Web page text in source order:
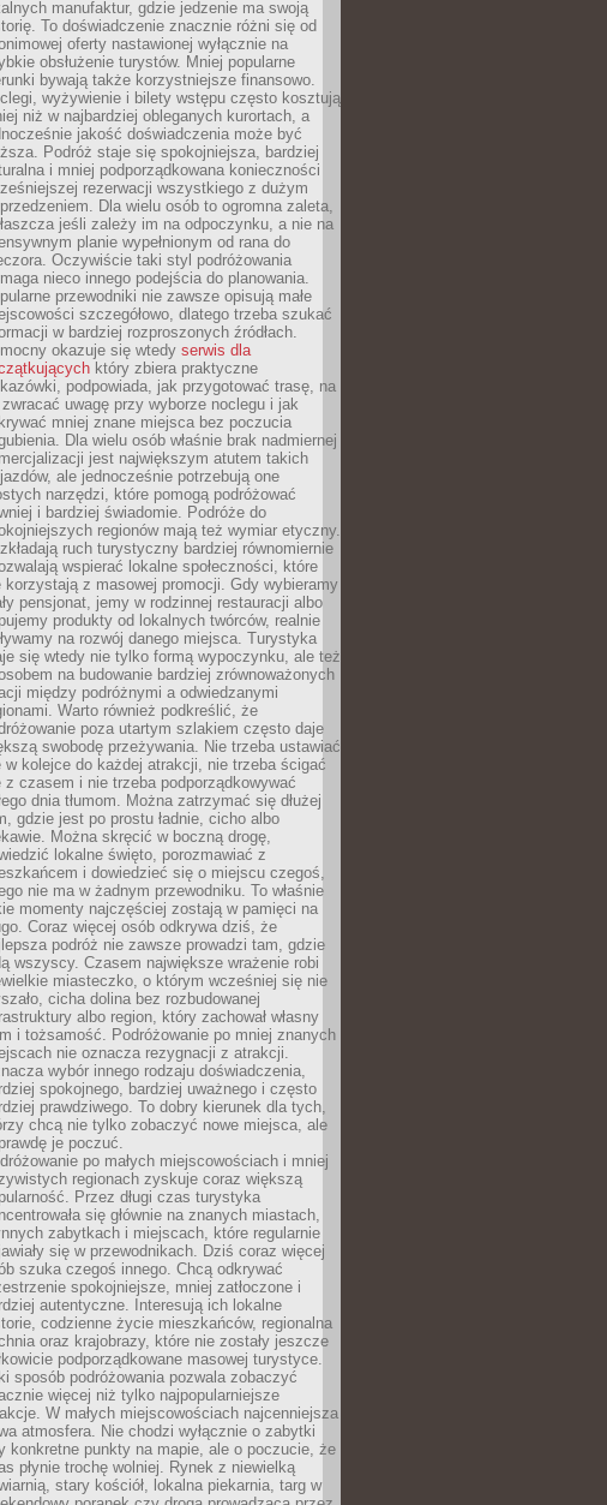
manufaktur, gdzie jedzenie ma swoją
To doświadczenie znacznie różni się od
oferty nastawionej wyłącznie na
obsłużenie turystów. Mniej popularne
bywają także korzystniejsze finansowo.
wyżywienie i bilety wstępu często kosztują
niż w najbardziej obleganych kurortach, a
jakość doświadczenia może być
Podróż staje się spokojniejsza, bardziej
i mniej podporządkowana konieczności
rezerwacji wszystkiego z dużym
Dla wielu osób to ogromna zaleta,
jeśli zależy im na odpoczynku, a nie na
planie wypełnionym od rana do
Oczywiście taki styl podróżowania
nieco innego podejścia do planowania.
przewodniki nie zawsze opisują małe
szczegółowo, dlatego trzeba szukać
w bardziej rozproszonych źródłach.
okazuje się wtedy serwis dla
który zbiera praktyczne
podpowiada, jak przygotować trasę, na
uwagę przy wyborze noclegu i jak
mniej znane miejsca bez poczucia
Dla wielu osób właśnie brak nadmiernej
jest największym atutem takich
ale jednocześnie potrzebują one
narzędzi, które pomogą podróżować
i bardziej świadomie. Podróże do
regionów mają też wymiar etyczny.
ruch turystyczny bardziej równomiernie
wspierać lokalne społeczności, które
korzystają z masowej promocji. Gdy wybieramy
pensjonat, jemy w rodzinnej restauracji albo
produkty od lokalnych twórców, realnie
na rozwój danego miejsca. Turystyka
się wtedy nie tylko formą wypoczynku, ale też
na budowanie bardziej zrównoważonych
między podróżnymi a odwiedzanymi
Warto również podkreślić, że
poza utartym szlakiem często daje
swobodę przeżywania. Nie trzeba ustawiać
w kolejce do każdej atrakcji, nie trzeba ścigać
z czasem i nie trzeba podporządkowywać
dnia tłumom. Można zatrzymać się dłużej
gdzie jest po prostu ładnie, cicho albo
Można skręcić w boczną drogę,
lokalne święto, porozmawiać z
i dowiedzieć się o miejscu czegoś,
nie ma w żadnym przewodniku. To właśnie
momenty najczęściej zostają w pamięci na
Coraz więcej osób odkrywa dziś, że
podróż nie zawsze prowadzi tam, gdzie
wszyscy. Czasem największe wrażenie robi
miasteczko, o którym wcześniej się nie
cicha dolina bez rozbudowanej
albo region, który zachował własny
i tożsamość. Podróżowanie po mniej znanych
nie oznacza rezygnacji z atrakcji.
wybór innego rodzaju doświadczenia,
spokojnego, bardziej uważnego i często
prawdziwego. To dobry kierunek dla tych,
chcą nie tylko zobaczyć nowe miejsca, ale
je poczuć.
po małych miejscowościach i mniej
regionach zyskuje coraz większą
Przez długi czas turystyka
się głównie na znanych miastach,
zabytkach i miejscach, które regularnie
się w przewodnikach. Dziś coraz więcej
szuka czegoś innego. Chcą odkrywać
spokojniejsze, mniej zatłoczone i
autentyczne. Interesują ich lokalne
codzienne życie mieszkańców, regionalna
oraz krajobrazy, które nie zostały jeszcze
podporządkowane masowej turystyce.
sposób podróżowania pozwala zobaczyć
więcej niż tylko najpopularniejsze
W małych miejscowościach najcenniejsza
atmosfera. Nie chodzi wyłącznie o zabytki
konkretne punkty na mapie, ale o poczucie, że
płynie trochę wolniej. Rynek z niewielką
stary kościół, lokalna piekarnia, targ w